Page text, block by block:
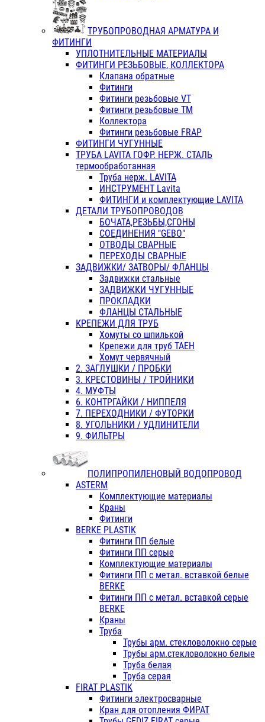
ТРУБОПРОВОДНАЯ АРМАТУРА И
ФИТИНГИ
УПЛОТНИТЕЛЬНЫЕ МАТЕРИАЛЫ
ФИТИНГИ РЕЗЬБОВЫЕ, КОЛЛЕКТОРА
Клапана обратные
Фитинги
Фитинги резьбовые VT
Фитинги резьбовые ТМ
Коллектора
Фитинги резьбовые FRAP
ФИТИНГИ ЧУГУННЫЕ
ТРУБА LAVITA ГОФР. НЕРЖ. СТАЛЬ
термообработанная
Труба нерж. LAVITA
ИНСТРУМЕНТ Lavita
ФИТИНГИ и комплектующие LAVITA
ДЕТАЛИ ТРУБОПРОВОДОВ
БОЧАТА,РЕЗЬБЫ,СГОНЫ
СОЕДИНЕНИЯ "GEBO"
ОТВОДЫ СВАРНЫЕ
ПЕРЕХОДЫ СВАРНЫЕ
ЗАДВИЖКИ/ ЗАТВОРЫ/ ФЛАНЦЫ
Задвижки стальные
ЗАДВИЖКИ ЧУГУННЫЕ
ПРОКЛАДКИ
ФЛАНЦЫ СТАЛЬНЫЕ
КРЕПЕЖИ ДЛЯ ТРУБ
Хомуты со шпилькой
Крепежи для труб ТАЕН
Хомут червячный
2. ЗАГЛУШКИ / ПРОБКИ
3. КРЕСТОВИНЫ / ТРОЙНИКИ
4. МУФТЫ
6. КОНТРГАЙКИ / НИППЕЛЯ
7. ПЕРЕХОДНИКИ / ФУТОРКИ
8. УГОЛЬНИКИ / УДЛИНИТЕЛИ
9. ФИЛЬТРЫ
ПОЛИПРОПИЛЕНОВЫЙ ВОДОПРОВОД
ASTERM
Комплектующие материалы
Краны
Фитинги
BERKE PLASTIK
Фитинги ПП белые
Фитинги ПП серые
Комплектующие материалы
Фитинги ПП с метал. вставкой белые
BERKE
Фитинги ПП с метал. вставкой серые
BERKE
Краны
Труба
Трубы арм. стекловолокно серые
Трубы арм.стекловолокно белые
Труба белая
Труба серая
FIRAT PLASTIK
Фитинги электросварные
Кран для отопления ФИРАТ